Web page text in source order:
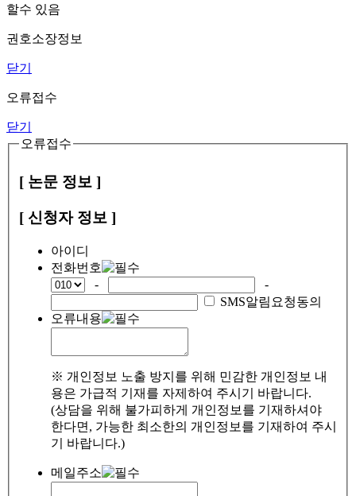
할수 있음
권호소장정보
닫기
오류접수
닫기
오류접수
[ 논문 정보 ]
[ 신청자 정보 ]
아이디
전화번호
-
-
SMS알림요청동의
오류내용
※ 개인정보 노출 방지를 위해 민감한 개인정보 내
용은 가급적 기재를 자제하여 주시기 바랍니다.
(상담을 위해 불가피하게 개인정보를 기재하셔야
한다면, 가능한 최소한의 개인정보를 기재하여 주시
기 바랍니다.)
메일주소